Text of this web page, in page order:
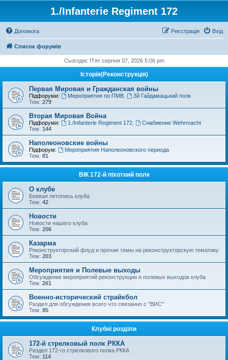
1./Infanterie Regiment 172
Допомога Вхід
Реєстрація
Список форумів
Сьогодні: П'ят серпня 07, 2026 5:06 pm
Історiя(Реконструкція)
Первая Мировая и Гражданская войны
Підфоруми: Мероприятия по ПМВ,
3й Гайдамацький полк
Тем: 279
Вторая Мировая Война
Підфоруми: 1./Infanterie Regiment 172,
Снабжение Wehrmacht
Тем: 144
Наполеоновские войны
Підфорум:
Мероприятия Наполеоновского периода
Тем: 81
ВІК 172-й піхотний полк
О клубе
Боевая летопись клуба
Тем: 42
Новости
Новости нашего клуба
Тем: 206
Казарма
Реконструкторский флуд и прочие темы на реконструкторскую тематику
Тем: 203
Мероприятия и Полевые выходы
Обсуждение мероприятий реконструкции и полевых выходов клуба
Тем: 261
Военно-исторический страйкбол
Раздел для обсуждения всего что связанно с "ВИС"
Тем: 85
Клубні розділи
172-й стрелковый полк РККА
Раздел 172-го стрелкового полка РККА
Тем: 114